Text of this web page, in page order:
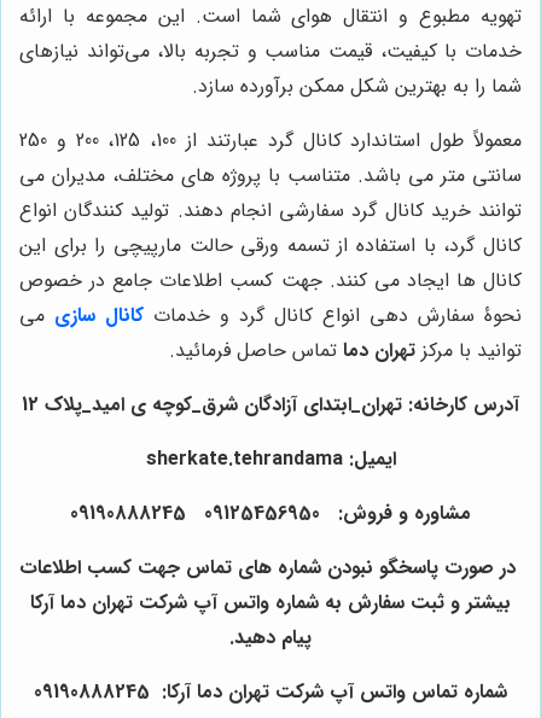
تهویه مطبوع و انتقال هوای شما است. این مجموعه با ارائه
خدمات با کیفیت، قیمت مناسب و تجربه بالا، می‌تواند نیازهای
شما را به بهترین شکل ممکن برآورده سازد.
معمولاً طول استاندارد کانال گرد عبارتند از 100، 125، 200 و 250
سانتی متر می باشد. متناسب با پروژه های مختلف، مدیران می
توانند خرید کانال گرد سفارشی انجام دهند. تولید کنندگان انواع
کانال گرد، با استفاده از تسمه ورقی حالت مارپیچی را برای این
کانال ها ایجاد می کنند. جهت کسب اطلاعات جامع در خصوص
نحوۀ سفارش دهی انواع کانال گرد و خدمات کانال سازی می
توانید با مرکز تهران دما تماس حاصل فرمائید.
آدرس کارخانه: تهران_ابتدای آزادگان شرق_کوچه ی امید_پلاک 12
ایمیل: sherkate.tehrandama
مشاوره و فروش: 09125456950 09190888245
در صورت پاسخگو نبودن شماره های تماس جهت کسب اطلاعات
بیشتر و ثبت سفارش به شماره واتس آپ شرکت تهران دما آرکا
پیام دهید.
شماره تماس واتس آپ شرکت تهران دما آرکا: 09190888245